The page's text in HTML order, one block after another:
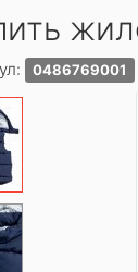
0486769001